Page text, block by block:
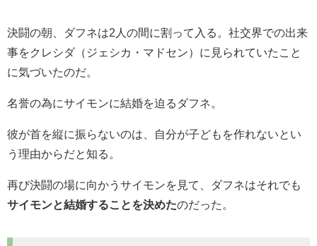
決闘の朝、ダフネは2人の間に割って入る。社交界での出来
事をクレシダ（ジェシカ・マドセン）に見られていたこと
に気づいたのだ。
名誉の為にサイモンに結婚を迫るダフネ。
彼が首を縦に振らないのは、自分が子どもを作れないとい
う理由からだと知る。
再び決闘の場に向かうサイモンを見て、ダフネはそれでも
サイモンと結婚することを決めたのだった。